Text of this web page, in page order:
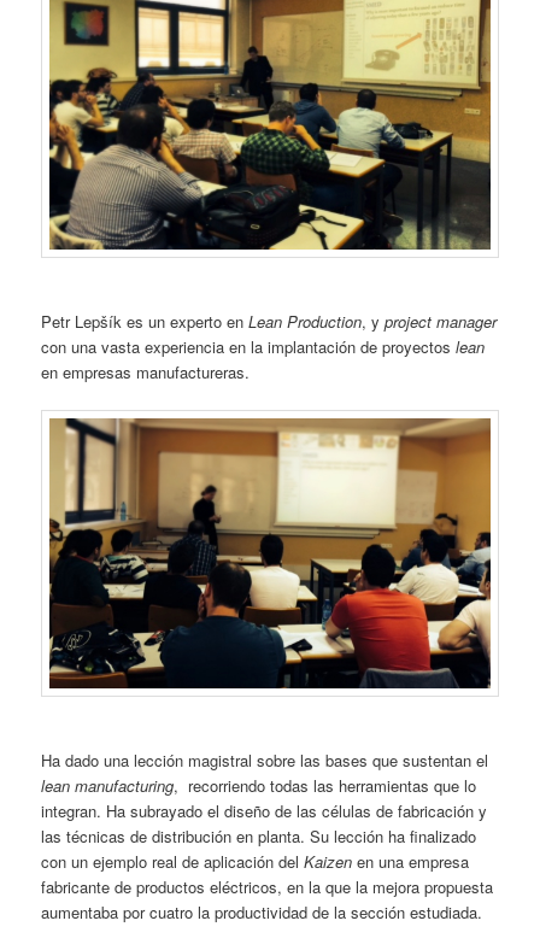
Petr Lepšík es un experto enLean Production, yproject manager
con una vasta experiencia en la implantación de proyectoslean
en empresas manufactureras.
Ha dado una lección magistral sobre las bases que sustentan el
lean manufacturing, recorriendo todas las herramientas que lo
integran. Ha subrayado el diseño de las células de fabricación y
las técnicas de distribución en planta. Su lección ha finalizado
con un ejemplo real de aplicación delKaizen en una empresa
fabricante de productos eléctricos, en la que la mejora propuesta
aumentaba por cuatro la productividad de la sección estudiada.